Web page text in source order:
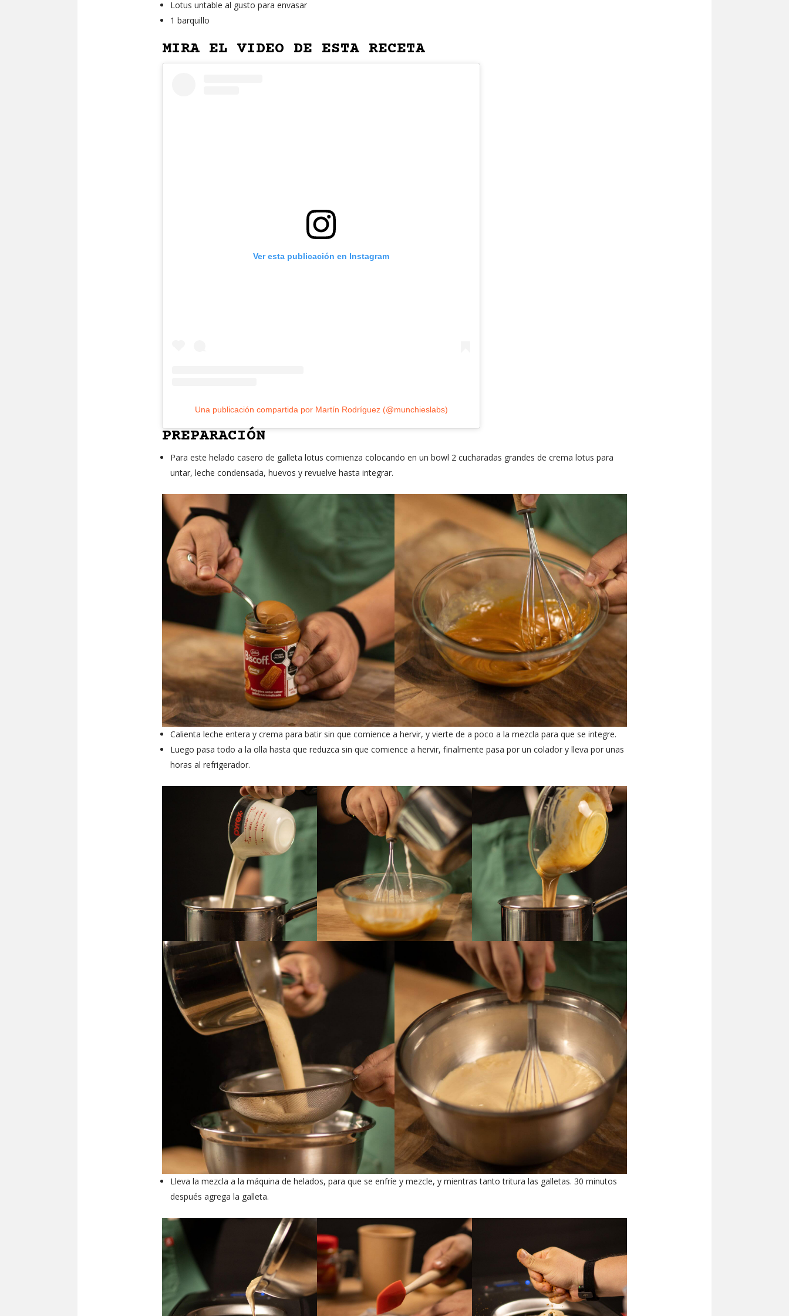
Lotus untable al gusto para envasar
1 barquillo
MIRA EL VIDEO DE ESTA RECETA
Ver esta publicación en Instagram
Una publicación compartida por Martín Rodríguez (@munchieslabs)
PREPARACIÓN
Para este helado casero de galleta lotus comienza colocando en un bowl 2 cucharadas grandes de crema lotus para
untar, leche condensada, huevos y revuelve hasta integrar.
Calienta leche entera y crema para batir sin que comience a hervir, y vierte de a poco a la mezcla para que se integre.
Luego pasa todo a la olla hasta que reduzca sin que comience a hervir, finalmente pasa por un colador y lleva por unas
horas al refrigerador.
Lleva la mezcla a la máquina de helados, para que se enfríe y mezcle, y mientras tanto tritura las galletas. 30 minutos
después agrega la galleta.